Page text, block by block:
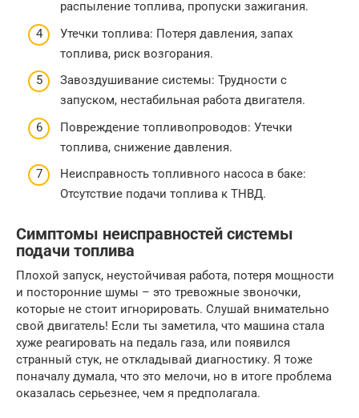
распыление топлива, пропуски зажигания.
Утечки топлива: Потеря давления, запах
топлива, риск возгорания.
Завоздушивание системы: Трудности с
запуском, нестабильная работа двигателя.
Повреждение топливопроводов: Утечки
топлива, снижение давления.
Неисправность топливного насоса в баке:
Отсутствие подачи топлива к ТНВД.
Симптомы неисправностей системы
подачи топлива
Плохой запуск, неустойчивая работа, потеря мощности
и посторонние шумы – это тревожные звоночки,
которые не стоит игнорировать. Слушай внимательно
свой двигатель! Если ты заметила, что машина стала
хуже реагировать на педаль газа, или появился
странный стук, не откладывай диагностику. Я тоже
поначалу думала, что это мелочи, но в итоге проблема
оказалась серьезнее, чем я предполагала.